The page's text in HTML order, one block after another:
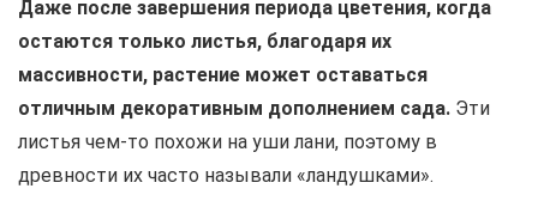
Даже после завершения периода цветения, когда
остаются только листья, благодаря их
массивности, растение может оставаться
отличным декоративным дополнением сада. Эти
листья чем-то похожи на уши лани, поэтому в
древности их часто называли «ландушками».